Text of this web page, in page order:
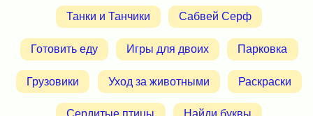
Танки и Танчики Сабвей Серф
Готовить еду Игры для двоих Парковка
Грузовики Уход за животными Раскраски